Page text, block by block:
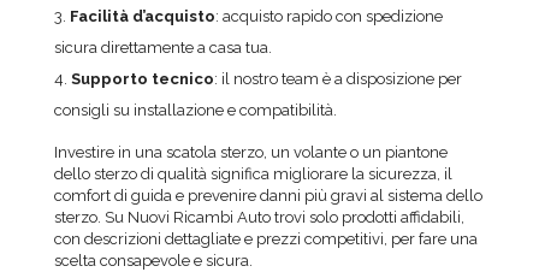
Facilità d’acquisto: acquisto rapido con spedizione
sicura direttamente a casa tua.
Supporto tecnico: il nostro team è a disposizione per
consigli su installazione e compatibilità.
Investire in una scatola sterzo, un volante o un piantone
dello sterzo di qualità significa migliorare la sicurezza, il
comfort di guida e prevenire danni più gravi al sistema dello
sterzo. Su Nuovi Ricambi Auto trovi solo prodotti affidabili,
con descrizioni dettagliate e prezzi competitivi, per fare una
scelta consapevole e sicura.